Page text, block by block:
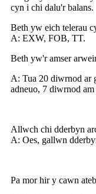
cyn i chi dalu'r balans.
Beth yw eich telerau
A: EXW, FOB, TT.
Beth yw'r amser
A: Tua 20 diwrnod ar
adneuo, 7 diwrnod
Allwch chi dderbyn
A: Oes, gallwn
Pa mor hir y cawn